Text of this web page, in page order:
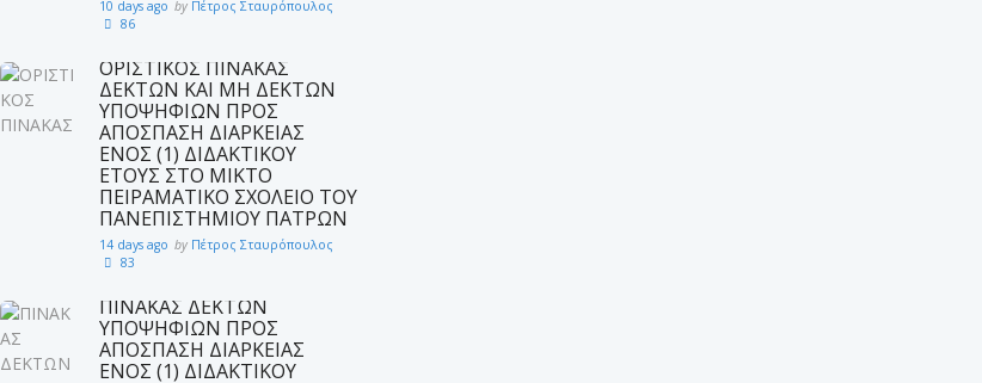
10 days ago by Πέτρος Σταυρόπουλος
86
ΟΡΙΣΤΙΚΟΣ ΠΙΝΑΚΑΣ
ΔΕΚΤΩΝ ΚΑΙ ΜΗ ΔΕΚΤΩΝ
ΥΠΟΨΗΦΙΩΝ ΠΡΟΣ
ΑΠΟΣΠΑΣΗ ΔΙΑΡΚΕΙΑΣ
ΕΝΟΣ (1) ΔΙΔΑΚΤΙΚΟΥ
ΕΤΟΥΣ ΣΤΟ ΜΙΚΤΟ
ΠΕΙΡΑΜΑΤΙΚΟ ΣΧΟΛΕΙΟ ΤΟΥ
ΠΑΝΕΠΙΣΤΗΜΙΟΥ ΠΑΤΡΩΝ
14 days ago by Πέτρος Σταυρόπουλος
83
ΠΙΝΑΚΑΣ ΔΕΚΤΩΝ
ΥΠΟΨΗΦΙΩΝ ΠΡΟΣ
ΑΠΟΣΠΑΣΗ ΔΙΑΡΚΕΙΑΣ
ΕΝΟΣ (1) ΔΙΔΑΚΤΙΚΟΥ